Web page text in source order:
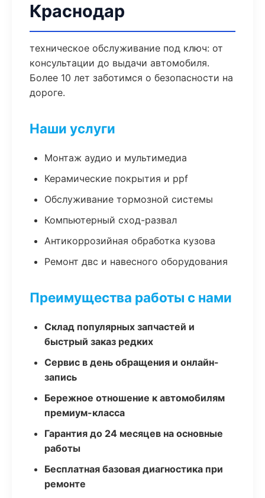
Краснодар
техническое обслуживание под ключ: от
консультации до выдачи автомобиля.
Более 10 лет заботимся о безопасности на
дороге.
Наши услуги
Монтаж аудио и мультимедиа
Керамические покрытия и ppf
Обслуживание тормозной системы
Компьютерный сход-развал
Антикоррозийная обработка кузова
Ремонт двс и навесного оборудования
Преимущества работы с нами
Склад популярных запчастей и
быстрый заказ редких
Сервис в день обращения и онлайн-
запись
Бережное отношение к автомобилям
премиум-класса
Гарантия до 24 месяцев на основные
работы
Бесплатная базовая диагностика при
ремонте